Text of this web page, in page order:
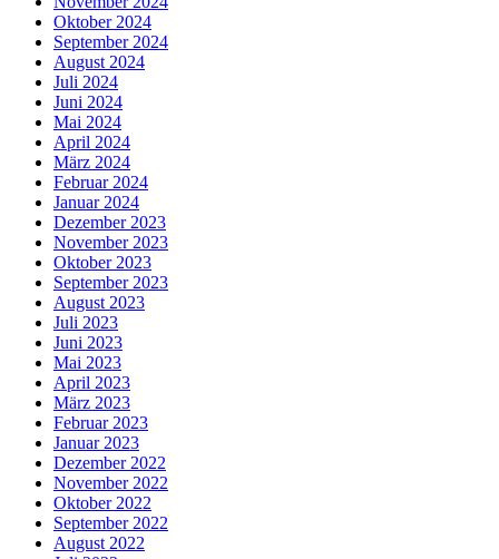
Oktober 2024
September 2024
August 2024
Juli 2024
Juni 2024
Mai 2024
April 2024
März 2024
Februar 2024
Januar 2024
Dezember 2023
November 2023
Oktober 2023
September 2023
August 2023
Juli 2023
Juni 2023
Mai 2023
April 2023
März 2023
Februar 2023
Januar 2023
Dezember 2022
November 2022
Oktober 2022
September 2022
August 2022